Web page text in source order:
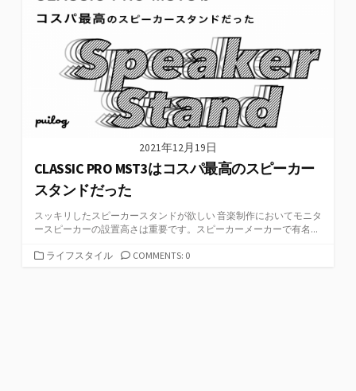
2021年12月19日
CLASSIC PRO MST3はコスパ最高のスピーカー
スタンドだった
スッキリしたスピーカースタンドが欲しい 音楽制作においてモニタ
ースピーカーの設置高さは重要です。スピーカーメーカーで有名...
カライフスタイル COMMENTS: 0